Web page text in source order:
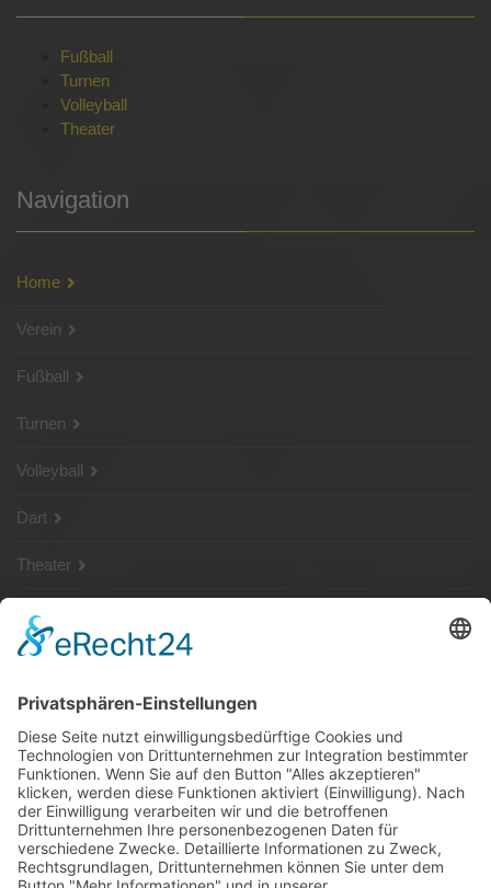
Fußball
Turnen
Volleyball
Theater
Navigation
Home
Verein
Fußball
Turnen
Volleyball
Dart
Theater
SG Shop
Sponsoren
Kontakt
Social Media